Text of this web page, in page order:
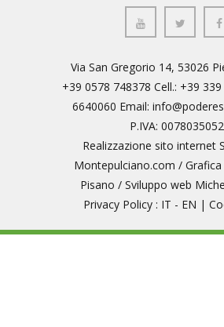
Via San Gregorio 14, 53026
+39 0578 748378 Cell.: +39
6640060 Email:
P.IVA:
Realizzazione sito internet
Montepulciano.com / Grafica
Pisano / Sviluppo web
Privacy Policy : IT - EN |